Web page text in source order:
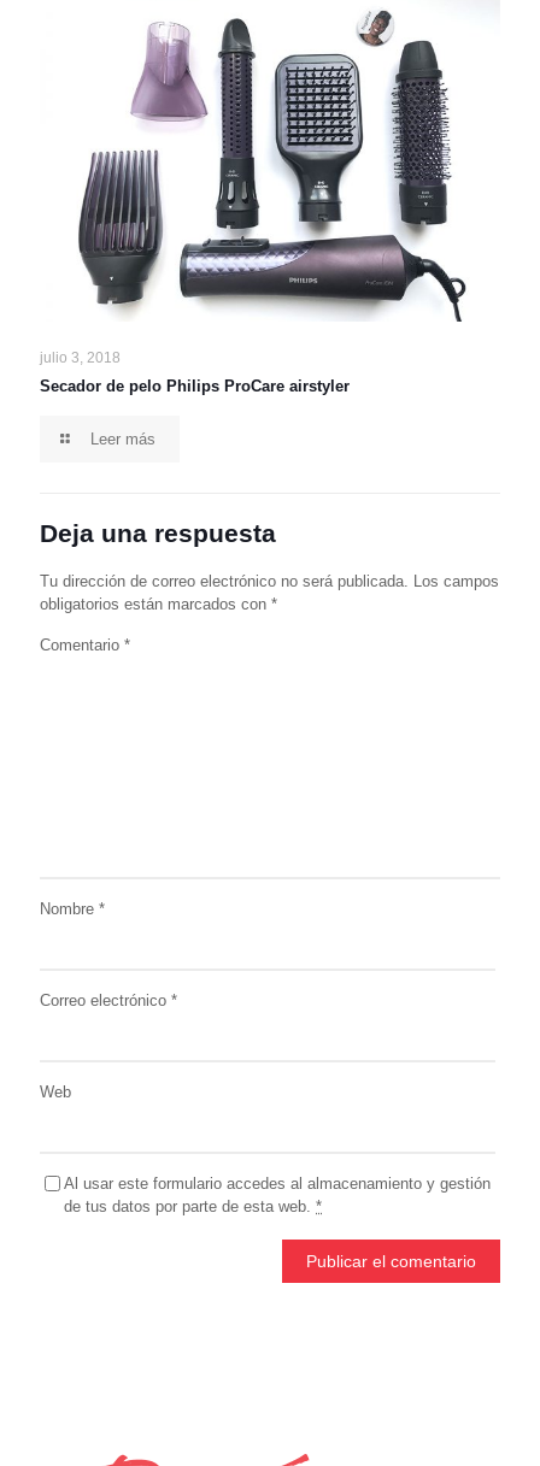
julio 3, 2018
Secador de pelo Philips ProCare airstyler
Leer más
Deja una respuesta
Tu dirección de correo electrónico no será publicada.
Los campos
obligatorios están marcados con *
Comentario *
Nombre *
Correo electrónico *
Web
Al usar este formulario accedes al almacenamiento y gestión
de tus datos por parte de esta web. *